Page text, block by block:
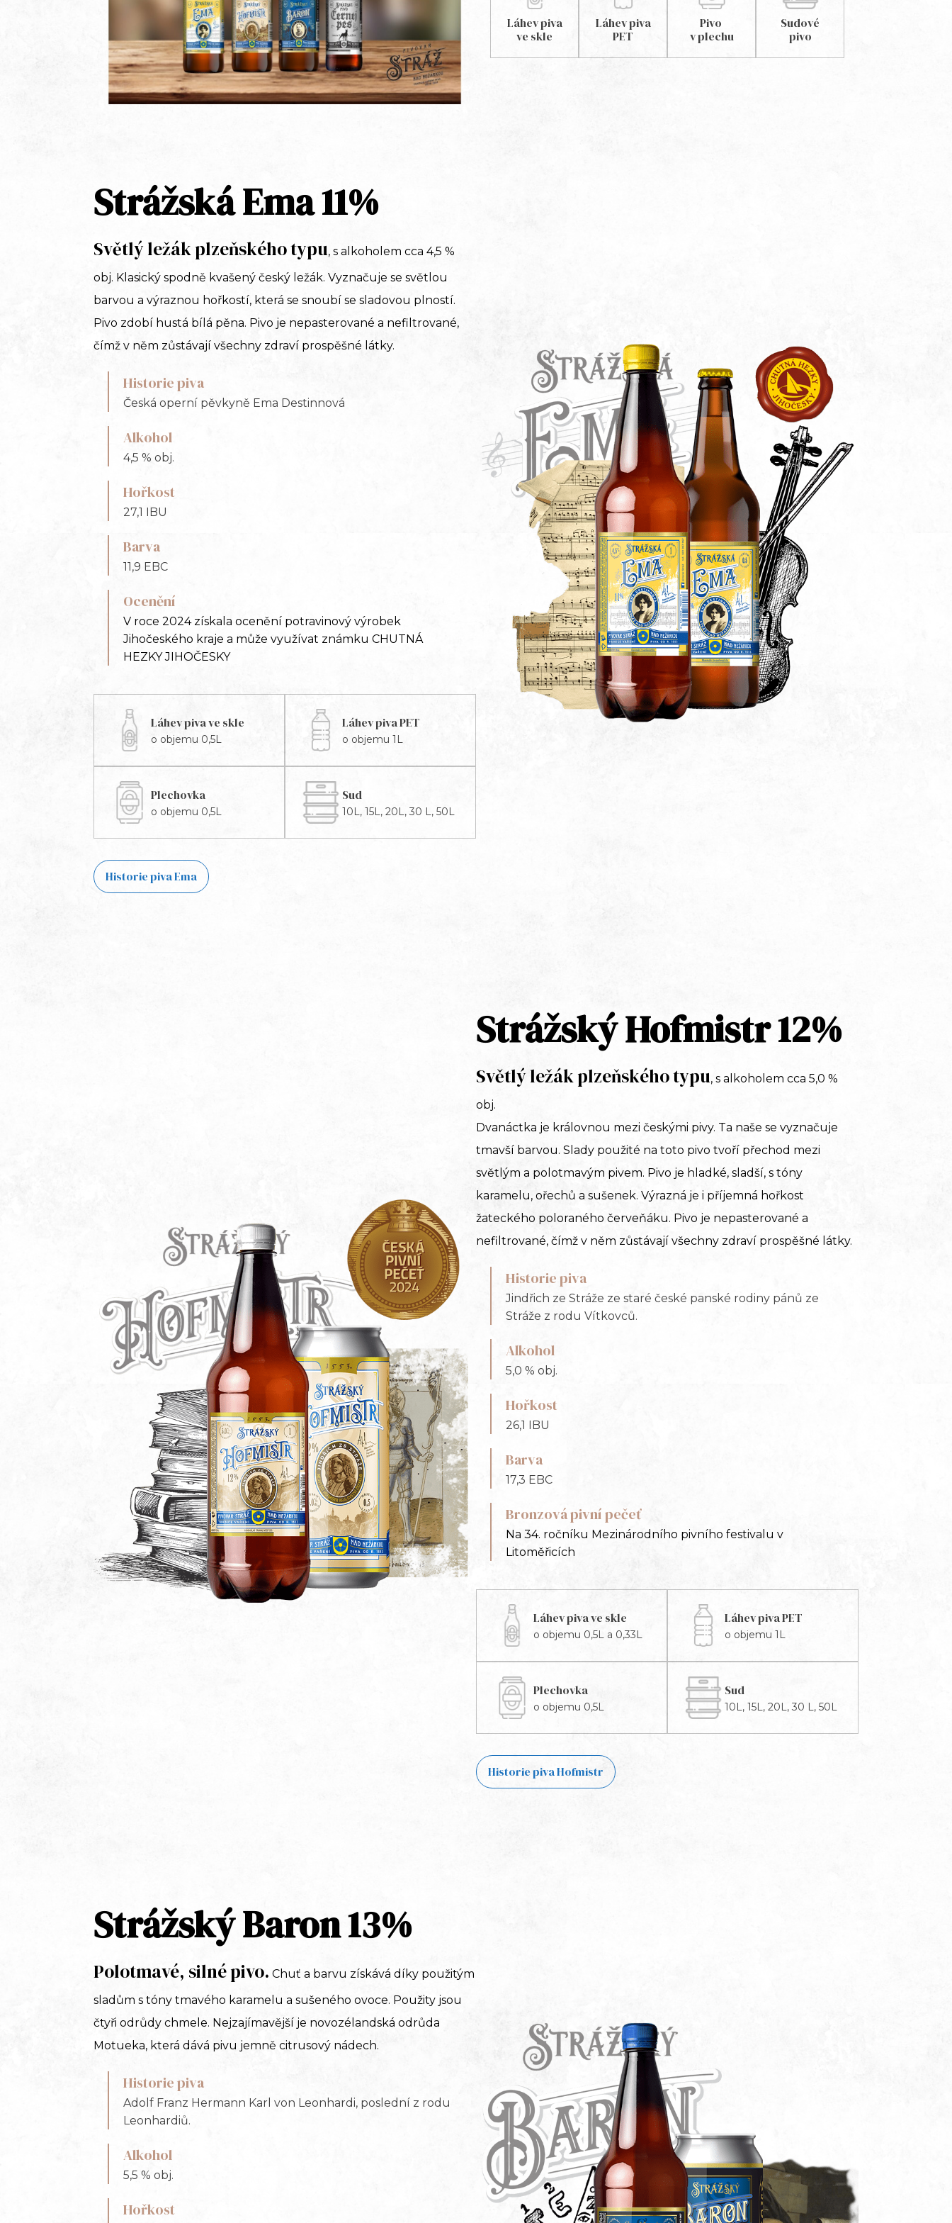
Láhev piva
ve skle
Láhev piva
PET
Pivo
v plechu
Sudové
pivo
Strážská Ema 11%
Světlý ležák plzeňského typu, s alkoholem cca 4,5 %
obj. Klasický spodně kvašený český ležák. Vyznačuje se světlou
barvou a výraznou hořkostí, která se snoubí se sladovou plností.
Pivo zdobí hustá bílá pěna. Pivo je nepasterované a nefiltrované,
čímž v něm zůstávají všechny zdraví prospěšné látky.
Historie piva
Česká operní pěvkyně Ema Destinnová
Alkohol
4,5 % obj.
Hořkost
27,1 IBU
Barva
11,9 EBC
Ocenění
V roce 2024 získala ocenění potravinový výrobek
Jihočeského kraje a může využívat známku CHUTNÁ
HEZKY JIHOČESKY
Láhev piva ve skle
o objemu 0,5L
Láhev piva PET
o objemu 1L
Plechovka
o objemu 0,5L
Sud
10L, 15L, 20L, 30 L, 50L
Historie piva Ema
Strážský Hofmistr 12%
Světlý ležák plzeňského typu, s alkoholem cca 5,0 %
obj.
Dvanáctka je královnou mezi českými pivy. Ta naše se vyznačuje
tmavší barvou. Slady použité na toto pivo tvoří přechod mezi
světlým a polotmavým pivem. Pivo je hladké, sladší, s tóny
karamelu, ořechů a sušenek. Výrazná je i příjemná hořkost
žateckého poloraného červeňáku. Pivo je nepasterované a
nefiltrované, čímž v něm zůstávají všechny zdraví prospěšné látky.
Historie piva
Jindřich ze Stráže ze staré české panské rodiny pánů ze
Stráže z rodu Vítkovců.
Alkohol
5,0 % obj.
Hořkost
26,1 IBU
Barva
17,3 EBC
Bronzová pivní pečeť
Na 34. ročníku Mezinárodního pivního festivalu v
Litoměřicích
Láhev piva ve skle
o objemu 0,5L a 0,33L
Láhev piva PET
o objemu 1L
Plechovka
o objemu 0,5L
Sud
10L, 15L, 20L, 30 L, 50L
Historie piva Hofmistr
Strážský Baron 13%
Polotmavé, silné pivo. Chuť a barvu získává díky použitým
sladům s tóny tmavého karamelu a sušeného ovoce. Použity jsou
čtyři odrůdy chmele. Nejzajímavější je novozélandská odrůda
Motueka, která dává pivu jemně citrusový nádech.
Historie piva
Adolf Franz Hermann Karl von Leonhardi, poslední z rodu
Leonhardiů.
Alkohol
5,5 % obj.
Hořkost